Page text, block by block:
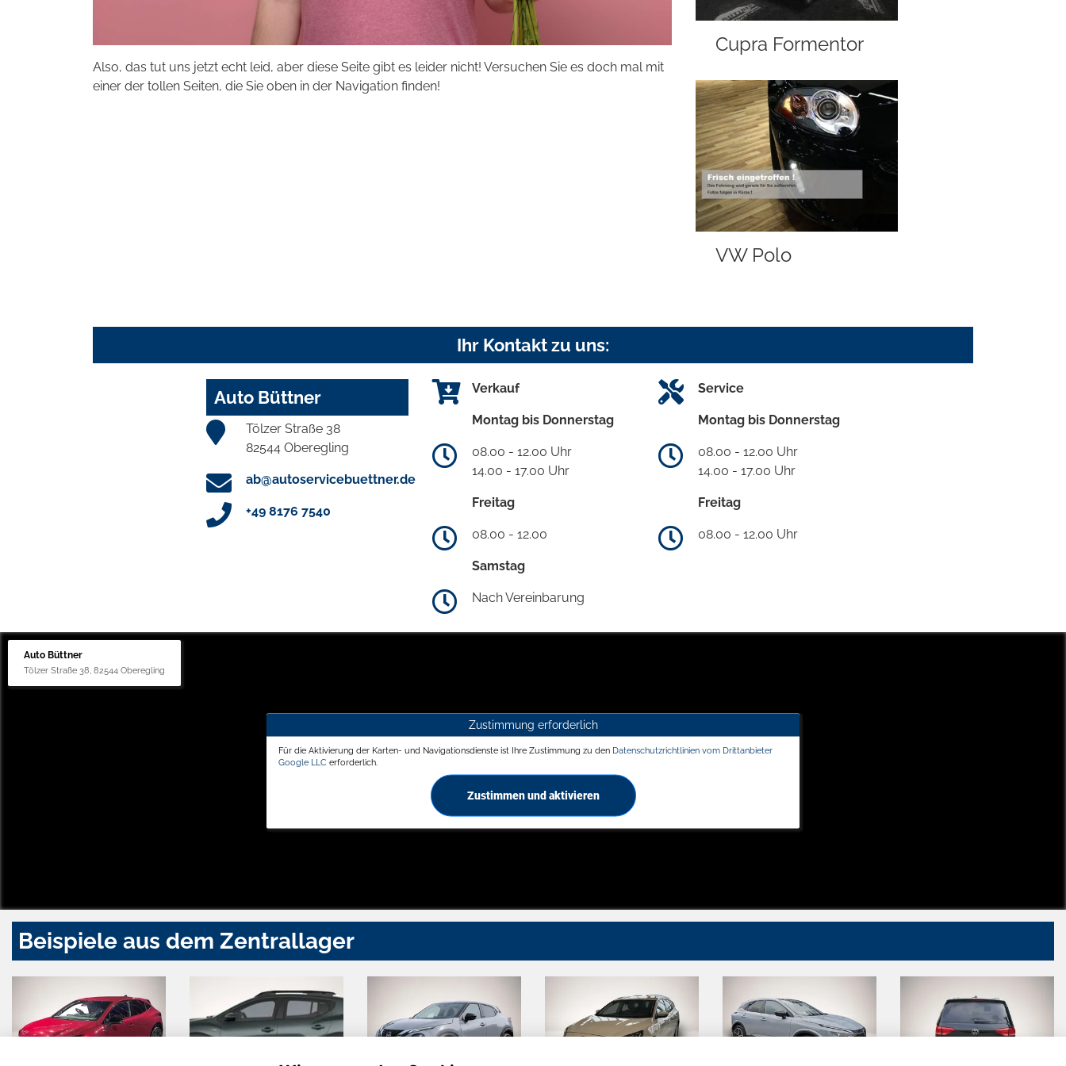
Also, das tut uns jetzt echt leid, aber diese Seite gibt es leider nicht! Versuchen Sie es doch mal mit
einer der tollen Seiten, die Sie oben in der Navigation finden!
Cupra Formentor
VW Polo
Ihr Kontakt zu uns:
Auto Büttner
Tölzer Straße 38
82544 Oberegling
ab@autoservicebuettner.de
+49 8176 7540
Verkauf
Montag bis Donnerstag
08.00 - 12.00 Uhr
14.00 - 17.00 Uhr
Freitag
08.00 - 12.00
Samstag
Nach Vereinbarung
Service
Montag bis Donnerstag
08.00 - 12.00 Uhr
14.00 - 17.00 Uhr
Freitag
08.00 - 12.00 Uhr
Auto Büttner
Tölzer Straße 38, 82544 Oberegling
Zustimmung erforderlich
Für die Aktivierung der Karten- und Navigationsdienste ist Ihre Zustimmung zu den Datenschutzrichtlinien vom Drittanbieter
Google LLC erforderlich.
Zustimmen und aktivieren
Beispiele aus dem Zentrallager